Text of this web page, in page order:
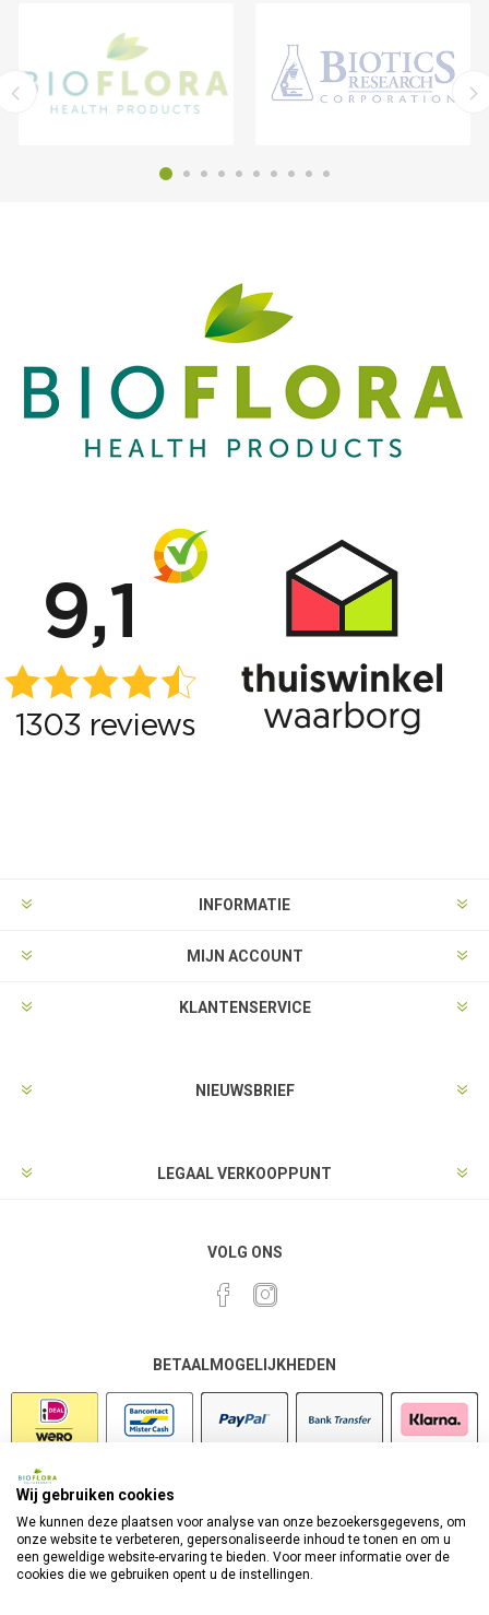
INFORMATIE
MIJN ACCOUNT
KLANTENSERVICE
NIEUWSBRIEF
LEGAAL VERKOOPPUNT
VOLG ONS
BETAALMOGELIJKHEDEN
Wij gebruiken cookies
We kunnen deze plaatsen voor analyse van onze bezoekersgegevens, om
onze website te verbeteren, gepersonaliseerde inhoud te tonen en om u
een geweldige website-ervaring te bieden. Voor meer informatie over de
cookies die we gebruiken opent u de instellingen.